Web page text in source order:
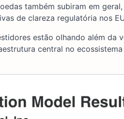
também subiram em
de clareza regulatória nos
estão olhando além
central no